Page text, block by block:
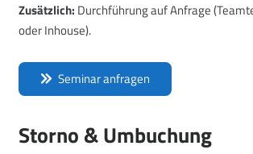
Zusätzlich: Durchführung auf Anfrage
oder Inhouse).
Seminar anfragen
Storno & Umbuchung